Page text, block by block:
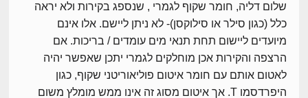
שלום דליה, חומר שקוף לגמרי , שנספג בקירות ולא יראה
כלל (כגון סילר או סילוקסן)- לא ניתן ליישם. אלו אינם
מיועדים ליישום תחת תנאי מים עומדים / בריכות. אם
הרצפה והקירות אכן מוחלקים לגמרי יתכן שאפשר יהיה
לאטום אותם עם חומר איטום פוליאוריטני שקוף, כגון
היפרדסמו T. אך איטום מסוג זה אינו ממש מומלץ משום